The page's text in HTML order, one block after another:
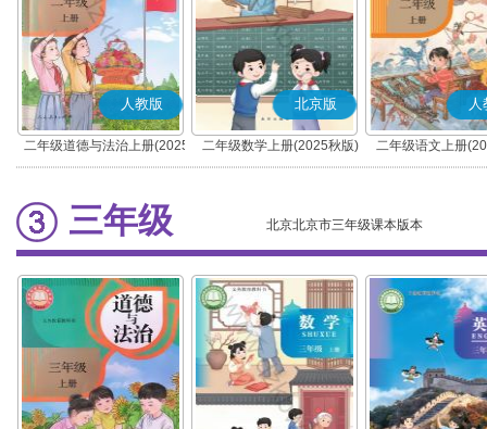
人教版
二年级道德与法治上册(2025
秋版)(部编版)
北京版
二年级数学上册(2025秋版)
人
二年级语文上册
(部编版)
三年级 北京北京市三年级课本版本